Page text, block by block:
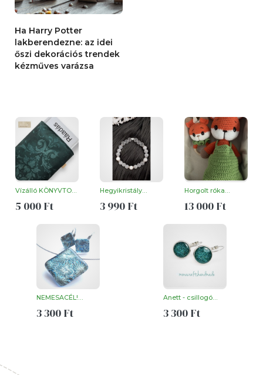
Ha Harry Potter
lakberendezne: az idei
őszi dekorációs trendek
kézműves varázsa